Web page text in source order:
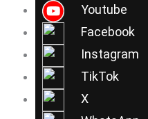
Youtube
Facebook
Instagram
TikTok
X
contenido